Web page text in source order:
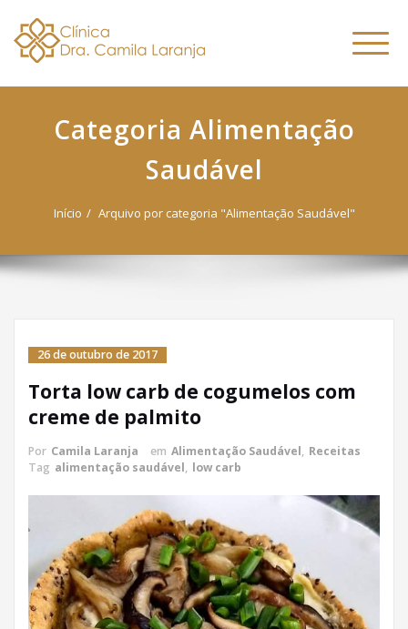
content
Laranja
Especialista em Fitoterapia
Categoria Alimentação
Saudável
Início Arquivo por categoria "Alimentação Saudável"
26 de outubro de 2017
Torta low carb de cogumelos com
creme de palmito
Por Camila Laranja em Alimentação Saudável, Receitas
Tag alimentação saudável, low carb